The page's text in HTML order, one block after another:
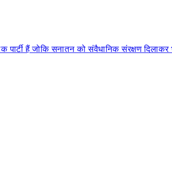
पार्टी हैं जोकि सनातन को संवैधानिक संरक्षण